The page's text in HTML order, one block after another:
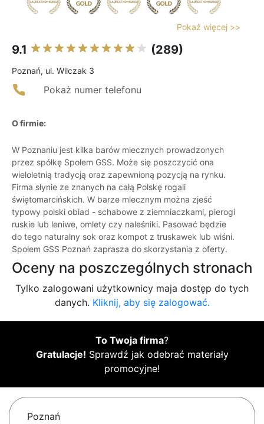
Pokaż więcej >>
9.1 (289)
Poznań, ul. Wilczak 3
Pokaż numer telefonu
O firmie:
W Poznaniu jest kilka barów mlecznych prowadzonych
przez spółkę Społem GSS. Może się poszczycić ona
wieloletnią tradycją oraz zapewnioną pozycją na rynku.
Firma słynie ze znanych na całą Polskę rogali
świętomarcińskich. W barze mlecznym można zjeść
typowy polski obiad - schabowe z ziemniaczkami, pierogi
ruskie lub leniwe, omlety czy naleśniki. Pasować będzie
do tego naturalny sok oraz kompot z truskawek lub wiśni.
Społem GSS Poznań zaprasza do skorzystania z oferty.
Oceny na poszczególnych stronach
Tylko zalogowani użytkownicy maja dostęp do tych
danych. Kliknij, aby się zalogować.
To Twoja firma?
Gratulacje! Sprawdź jak odebrać materiały
promocyjne!
Poznań